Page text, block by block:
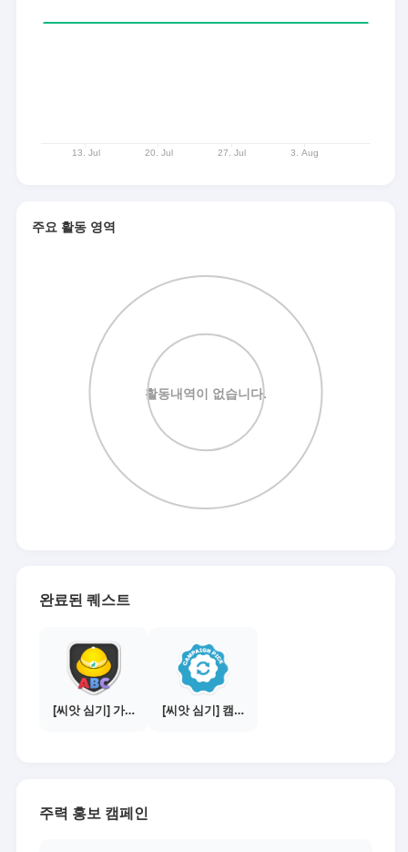
주요 활동 영역
완료된 퀘스트
[씨앗 심기] 가이드보기 - 매체별 활동 가이드 [씨앗 심기] 캠페인 선택하기 - PICK 1개
주력 홍보 캠페인